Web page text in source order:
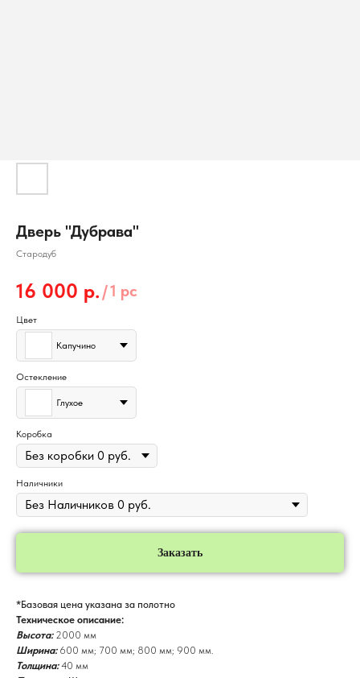
Дверь "Дубрава"
Стародуб
16 000 р. /1 pc
Цвет
Капучино
Остекление
Глухое
Коробка
Наличники
Заказать
*Базовая цена указана за полотно
Техническое описание:
Высота: 2000 мм
Ширина: 600 мм; 700 мм; 800 мм; 900 мм.
Толщина: 40 мм